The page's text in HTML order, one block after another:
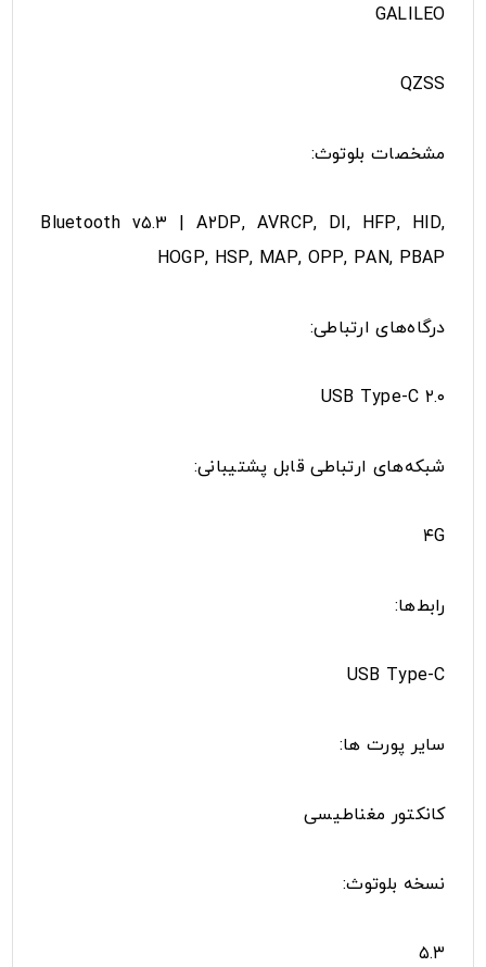
GALILEO
QZSS
مشخصات بلوتوث:
Bluetooth v۵.۳ | A۲DP, AVRCP, DI, HFP, HID,
HOGP, HSP, MAP, OPP, PAN, PBAP
درگاه‌های ارتباطی:
USB Type-C ۲.۰
شبکه‌های ارتباطی قابل پشتیبانی:
۴G
رابط‌ها:
USB Type-C
سایر پورت ها:
کانکتور مغناطیسی
نسخه بلوتوث:
۵.۳